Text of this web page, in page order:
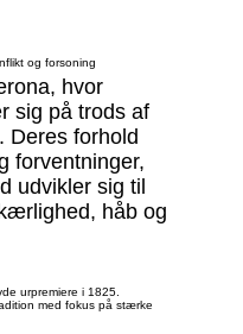
og forsoning
hvor
sig på trods af
Deres forhold
forventninger,
udvikler sig til
håb og
urpremiere i 1825.
med fokus på stærke